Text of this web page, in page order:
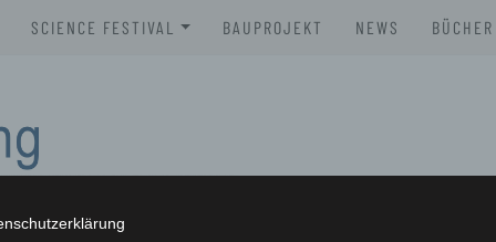
SCIENCE FESTIVAL
XLAB SCIENCE FESTIVAL 2023
BAUPROJEKT NEWS BÜCHER